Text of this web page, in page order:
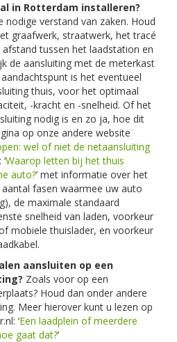
in Rotterdam installeren?
verstand van zaken. Houd
graafwerk, straatwerk, het tracé
tussen het laadstation en
de aansluiting met de meterkast
is het eventueel
thuis, voor het optimaal
-kracht en -snelheid. Of het
nodig is en zo ja, hoe dit
op onze andere website
wel of niet de netaansluiting
Waarop letten bij het thuis
auto?’ met informatie over het
fasen waarmee uw auto
de maximale standaard
snelheid van laden, voorkeur
mobiele thuislader, en voorkeur
aansluiten op een
Zoals voor op een
Houd dan onder andere
Meer hierover kunt u lezen op
‘Een laadplein of meerdere
gaat dat?’